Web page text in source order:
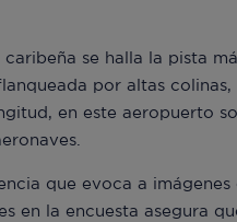
caribeña se halla la pista
por altas
en este aeropuerto
que evoca a
en la encuesta asegura